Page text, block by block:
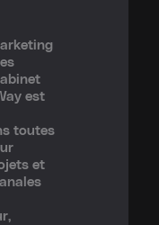
est
toutes
et